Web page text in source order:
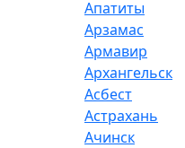
Апатиты
Арзамас
Армавир
Архангельск
Асбест
Астрахань
Ачинск